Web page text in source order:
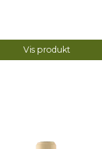
Vis produkt